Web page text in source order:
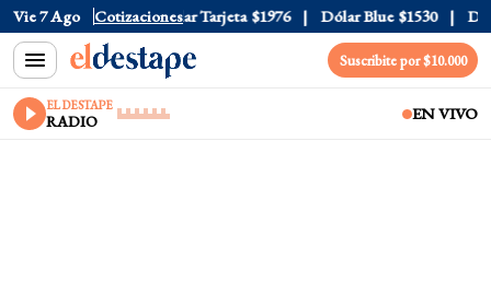
Vie 7 Ago Cotizaciones
Oficial $1520 Dólar Tarjeta $1976 Dólar Blue $1530 Dólar
Suscribite por $10.000
EL DESTAPE
RADIO EN VIVO